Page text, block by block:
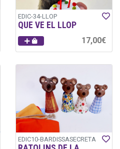
EDIC-34-LLOP
QUE VE EL LLOP
17,00€
EDIC10-BARDISSASECRETA